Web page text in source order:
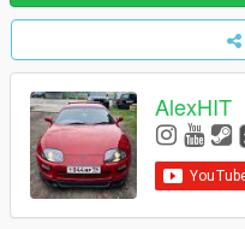
AlexHIT